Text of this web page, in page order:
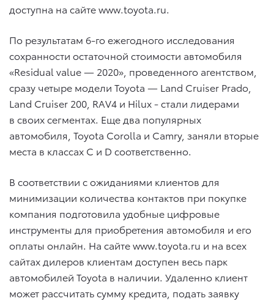
доступна на сайте www.toyota.ru.
По результатам 6-го ежегодного исследования
сохранности остаточной стоимости автомобиля
«Residual value — 2020», проведенного агентством,
сразу четыре модели Toyota — Land Cruiser Prado,
Land Cruiser 200, RAV4 и Hilux ­- стали лидерами
в своих сегментах. Еще два популярных
автомобиля, Toyota Corolla и Camry, заняли вторые
места в классах С и D соответственно.
В соответствии с ожиданиями клиентов для
минимизации количества контактов при покупке
компания подготовила удобные цифровые
инструменты для приобретения автомобиля и его
оплаты онлайн. На сайте www.toyota.ru и на всех
сайтах дилеров клиентам доступен весь парк
автомобилей Toyota в наличии. Удаленно клиент
может рассчитать сумму кредита, подать заявку